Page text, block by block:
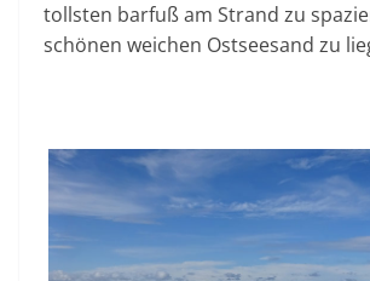
tollsten barfuß am Strand zu
schönen weichen Ostseesand zu